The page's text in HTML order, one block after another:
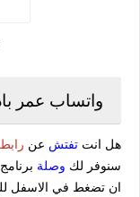
واتساب عمر
هل انت تفتش عن رابط
سنوفر لك وصلة
ان تضغط في الاسفل